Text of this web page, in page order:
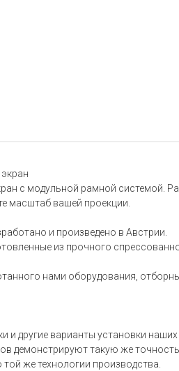
с модульной рамной системой.
масштаб вашей проекции.
и произведено в Австрии.
из прочного
нами оборудования,
и другие варианты установки
демонстрируют такую же
же технологии производства.